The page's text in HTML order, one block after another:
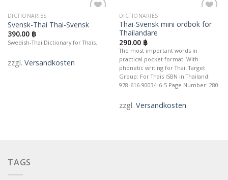
Wunschliste
DICTIONARIES
Svensk-Thai Thai-Svensk
390.00 ฿
Swedish-Thai Dictionary for Thais.
zzgl. Versandkosten
Auf die
Wunschliste
DICTIONARIES
Thai-Svensk mini ordbok för
Thailandare
290.00 ฿
The most important words in
practical pocket format. With
phonetic writing for Thai. Target
Group: For Thais ISBN in Thailand:
978-616-90034-6-5 Page Number: 280
zzgl. Versandkosten
TAGS